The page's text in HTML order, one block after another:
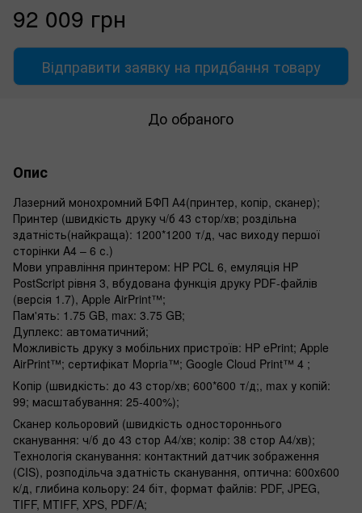
92 009 грн
Відправити заявку на придбання товару
До обраного
Опис
Лазерний монохромний БФП А4(принтер, копір, сканер);
Принтер (швидкість друку ч/б 43 стор/хв; роздільна
здатність(найкраща): 1200*1200 т/д, час виходу першої
сторінки A4 – 6 с.)
Мови управління принтером: HP PCL 6, емуляція HP
PostScript рівня 3, вбудована функція друку PDF-файлів
(версія 1.7), Apple AirPrint™;
Пам'ять: 1.75 GB, max: 3.75 GB;
Дуплекс: автоматичний;
Можливість друку з мобільних пристроїв: HP ePrint; Apple
AirPrint™; сертифікат Mopria™; Google Cloud Print™ 4 ;
Копір (швидкість: до 43 стор/хв; 600*600 т/д;, max у копій:
99; масштабування: 25-400%);
Сканер кольоровий (швидкість одностороннього
сканування: ч/б до 43 стор А4/хв; колір: 38 стор А4/хв);
Технологія сканування: контактний датчик зображення
(CIS), розподільча здатність сканування, оптична: 600х600
к/д, глибина кольору: 24 біт, формат файлів: PDF, JPEG,
TIFF, MTIFF, XPS, PDF/A;